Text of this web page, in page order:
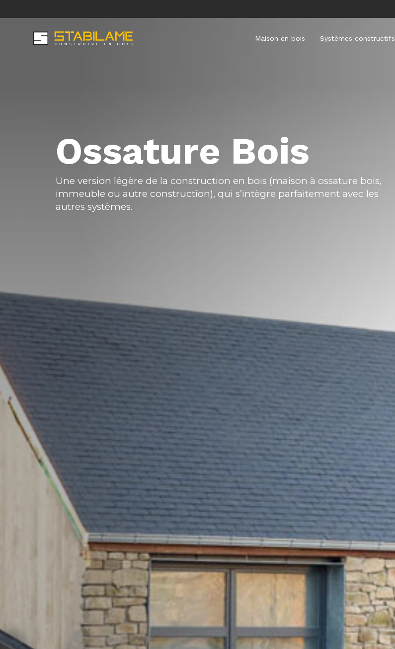
to
Secondary
Maison en bois Systèmes constructifs
Ossature Bois
Une version légère de la construction en bois (maison à ossature bois,
immeuble ou autre construction), qui s’intègre parfaitement avec les
autres systèmes.